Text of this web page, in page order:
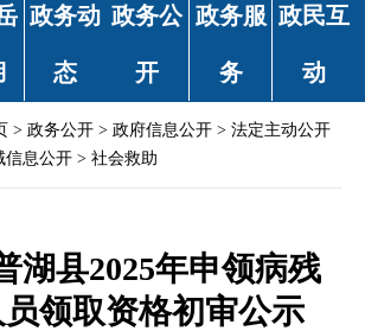
政务动
态
政务公
开
政务服
务
政民互
动
> 政务公开 > 政府信息公开 > 法定主动公开
信息公开 > 社会救助
湖县2025年申领病残
领取资格初审公示